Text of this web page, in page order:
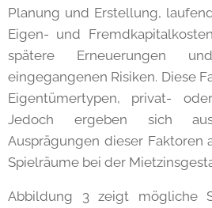
Planung und Erstellung,
Eigen- und
spätere Erneuerungen
eingegangenen Risiken. Diese
Eigentümertypen, privat-
Jedoch ergeben sich aus
Ausprägungen dieser Faktoren
Spielräume bei der
Abbildung 3 zeigt mögliche